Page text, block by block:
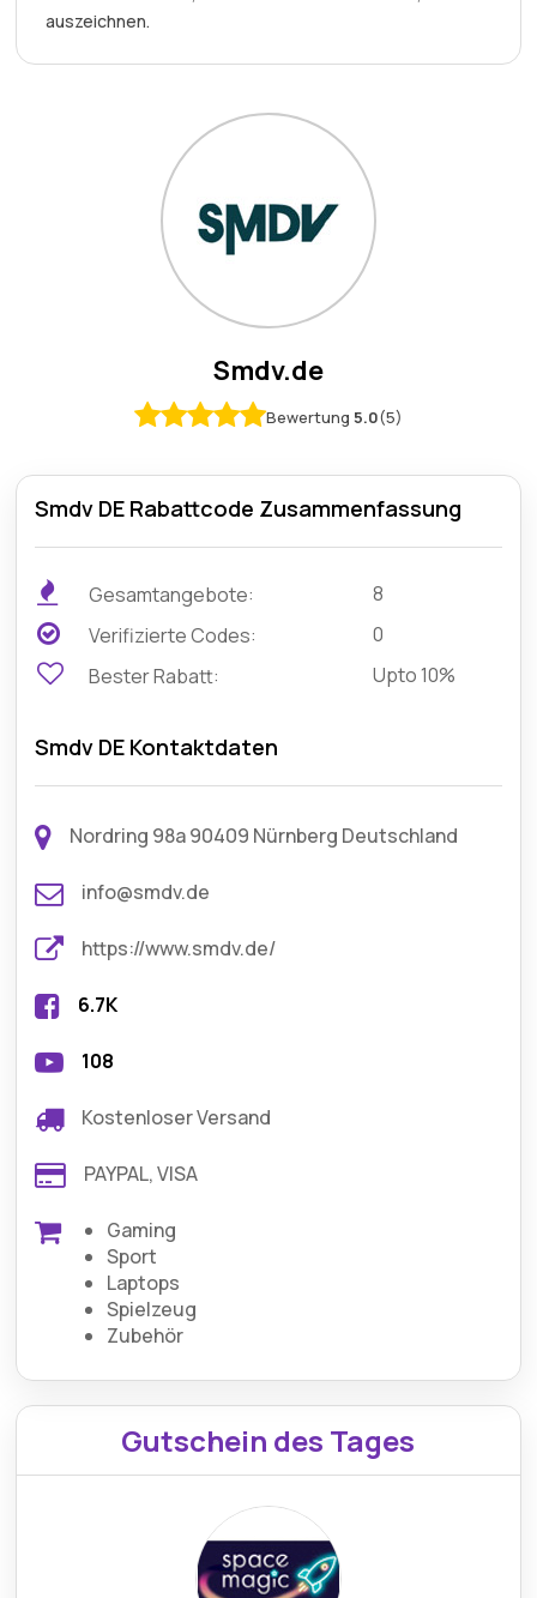
auszeichnen.
Smdv.de
Bewertung 5.0(5)
Smdv DE Rabattcode Zusammenfassung
Gesamtangebote:
8
Verifizierte Codes:
0
Bester Rabatt:
Upto 10%
Smdv DE Kontaktdaten
Nordring 98a 90409 Nürnberg Deutschland
info@smdv.de
https://www.smdv.de/
6.7K
108
Kostenloser Versand
PAYPAL, VISA
Gaming
Sport
Laptops
Spielzeug
Zubehör
Gutschein des Tages